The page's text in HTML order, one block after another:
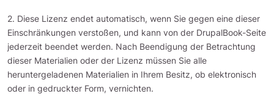
2. Diese Lizenz endet automatisch, wenn Sie gegen eine dieser
Einschränkungen verstoßen, und kann von der DrupalBook-Seite
jederzeit beendet werden. Nach Beendigung der Betrachtung
dieser Materialien oder der Lizenz müssen Sie alle
heruntergeladenen Materialien in Ihrem Besitz, ob elektronisch
oder in gedruckter Form, vernichten.